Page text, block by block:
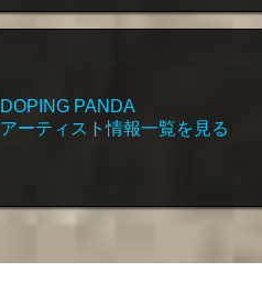
DOPING PANDA
アーティスト情報一覧を見る